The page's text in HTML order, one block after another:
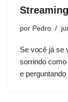
por Pedro
Se você já se
sorrindo
e